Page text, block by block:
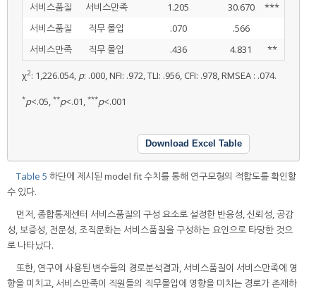
서비스품질
서비스만족 1.205 30.670
***
서비스품질
직무 몰입 .070
.566
서비스만족
직무 몰입 .436 4.831 **
χ2: 1,226.054, p: .000, NFI: .972, TLI: .956, CFI: .978, RMSEA : .074.
*p<.05, **p<.01, ***p<.001
Download Excel Table
Table 5 하단에 제시된 model fit 수치를 통해 연구모형의 적합도를 확인할
수 있다.
먼저, 종합통제센터 서비스품질의 구성 요소로 설정한 반응성, 신뢰성, 공감
성, 보증성, 전문성, 조직문화는 서비스품질을 구성하는 요인으로 타당한 것으
로 나타났다.
또한, 연구에 사용된 변수들의 경로분석결과, 서비스품질이 서비스만족에 영
향을 미치고, 서비스만족이 직원들의 직무몰입에 영향을 미치는 경로가 존재하